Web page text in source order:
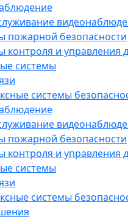
пожарной безопасности
контроля и управления
системы
системы
пожарной безопасности
контроля и управления
системы
системы